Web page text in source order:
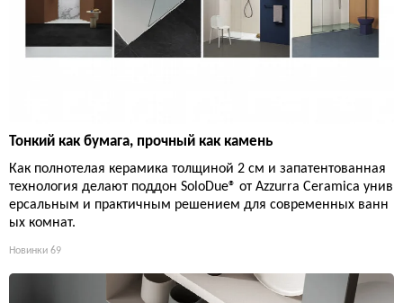
Тонкий как бумага, прочный как камень
Как полнотелая керамика толщиной 2 см и запатентованная
технология делают поддон SoloDue® от Azzurra Ceramica унив
ерсальным и практичным решением для современных ванн
ых комнат.
Новинки 69